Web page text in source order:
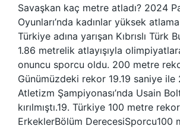
Savaşkan kaç metre atladı? 2024
Oyunları’nda kadınlar yüksek
Türkiye adına yarışan Kıbrıslı Türk
1.86 metrelik atlayışıyla
onuncu sporcu oldu. 200 metre
Günümüzdeki rekor 19.19 saniye ile
Atletizm Şampiyonası’nda Usain
kırılmıştı.19. Türkiye 100 metre
ErkeklerBölüm DerecesiSporcu100